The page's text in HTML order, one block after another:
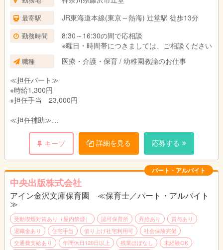
最寄駅 JR東海道本線(東京～熱海) 辻堂駅 徒歩13分
勤務時間
8:30～16:30の間で応相談
※曜日・時間帯につきましては、ご相談ください
職種
医療・介護・保育 / 幼稚園教諭のお仕事
≪担任パート≫
※時給1,300円
※担任手当 23,000円
≪担任補助≫
時給1,115円
※資格のない方もご相談ください
キープ 詳細を見る 応募する
パート・アルバイト
中央出版株式会社
アイン金沢文庫保育園 ≪保育士／パート・アルバイト
≫
受動喫煙対策あり（屋内禁煙） 認可保育所 昇給あり
賞与あり
退職金あり
住宅手当 借り上げ社宅利用可
社会保険完備
交通費支給あり
年間休日120日以上 残業ほぼなし
未経験OK